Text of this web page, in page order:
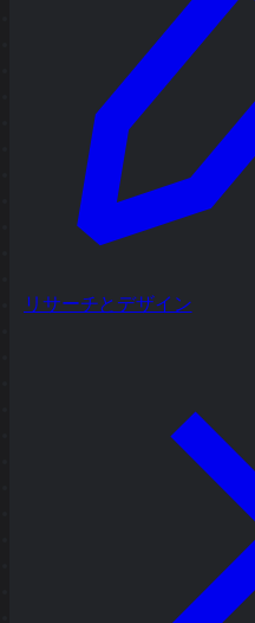
リサーチとデザイン